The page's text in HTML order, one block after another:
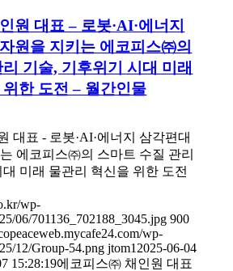
원 대표 – 로봇·AI·에너지
원을 지키는 에코피스㈜의
기술, 기후위기 시대 미래
한 도전 – 월간인물
대표 - 로봇·AI·에너지 삼각편대
에코피스㈜의 스마트 수질 관리
미래 물관리 혁신을 위한 도전
wp-
06/701136_702188_3045.jpg 900
wp-
12/Group-54.png jtom1 2025-06-04
15:28:19에코피스㈜ 채인원 대표